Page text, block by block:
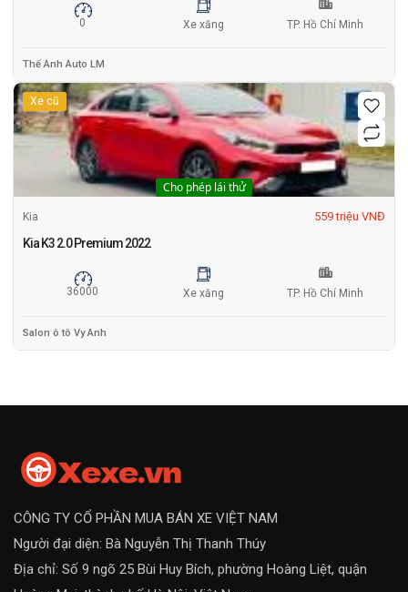
0 Xe xăng TP. Hồ Chí Minh
Thế Anh Auto LM
Xe cũ
Cho phép lái thử
Kia 559 triệu VNĐ
Kia K3 2.0 Premium 2022
36000 Xe xăng TP. Hồ Chí Minh
Salon ô tô Vy Anh
CÔNG TY CỔ PHẦN MUA BÁN XE VIỆT NAM
Người đại diện: Bà Nguyễn Thị Thanh Thúy
Địa chỉ: Số 9 ngõ 25 Bùi Huy Bích, phường Hoàng Liệt, quận